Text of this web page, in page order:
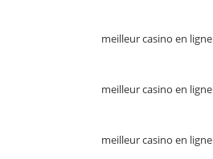
meilleur casino en ligne
meilleur casino en ligne
meilleur casino en ligne